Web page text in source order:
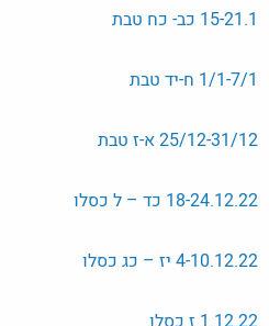
15-21.1 כב- כח טבת
1/1-7/1 ח-יד טבת
25/12-31/12 א-ז טבת
18-24.12.22 כד – ל כסלו
4-10.12.22 יז – כג כסלו